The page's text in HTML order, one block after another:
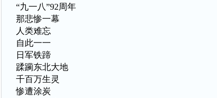
“九一八”92周年
那悲惨一幕
人类难忘
自此一一
日军铁蹄
蹂躏东北大地
千百万生灵
惨遭涂炭